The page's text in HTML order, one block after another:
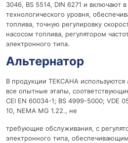
3046, BS 5514, DIN 6271 и включают
технологического уровня,
топлива, точную регулировку
насосом топлива, регулятором
электронного типа.
Альтернатор
В продукции ТЕКСАНА
все опытные этапы,
CEI EN 60034-1; BS 4999-5000; VDE
10, NEMA MG 1.22., не
требующие обслуживания, с
электронного типа,